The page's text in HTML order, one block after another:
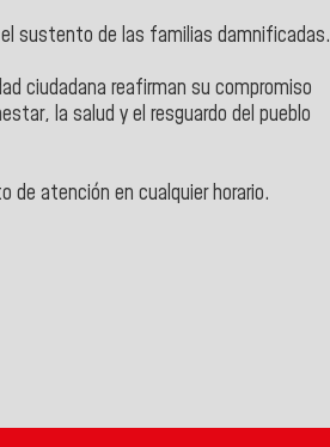
sustento de las familias damnificadas.
ciudadana reafirman su compromiso
la salud y el resguardo del pueblo
atención en cualquier horario.